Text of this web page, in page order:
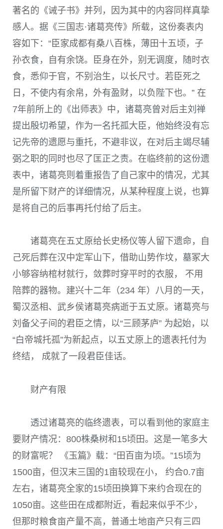
著名的《诫子书》并列，因为其中的内容同样真挚
感人。据《三国志·诸葛亮传》所载，这份奏表内
容如下：“臣家成都有桑八百株，薄田十五顷，子
孙衣食，自有余饶。臣身在外，别无调度，随时衣
食，悉仰于官，不别治生，以长尺寸。若臣死之
日，不使内有余帛，外有盈财，以负陛下也。” 在
7年前所上的《出师表》中，诸葛亮曾对后主刘禅
提出殷切希望，作为一名托孤大臣，他始终没有忘
记先帝的遗愿与重托，不避非议，在对后主竭尽辅
弼之职的同时也尽了匡正之责。在临终前的这份遗
表中，诸葛亮则着重报告了自己家中的情况，尤其
是所留下财产的详细情况，从某种程度上说，也算
是将自己的后事再托付给了后主。
诸葛亮在五丈原给长史杨仪等人留下遗命，自
己死后葬在汉中定军山下，借助山势作坟，墓冢大
小够容纳棺材就行，敛葬时穿平时的衣服， 不用
陪葬的器物。建兴十二年（234 年）八月的一天，
蜀汉丞相、武乡侯诸葛亮病逝于五丈原。诸葛亮与
刘备父子间的君臣之情，以“三顾茅庐” 为起始，以
“白帝城托孤”为新起点，以五丈原上的遗表托付为
终结， 成就了一段君臣佳话。
财产有限
透过诸葛亮的临终遗表，可以看到他的家庭主
要财产情况：800株桑树和15顷田。这是一笔多大
的财富呢？ 《玉篇》载：“田百亩为顷。”15顷为
1500亩，但汉末三国的1亩较现在小， 约合0.7亩
左右，诸葛亮全家的15顷田换算下来约合现在的
1050亩。这些田在成都附近，看起来似乎不少，
但那时粮食亩产量不高，普通土地亩产只有三四